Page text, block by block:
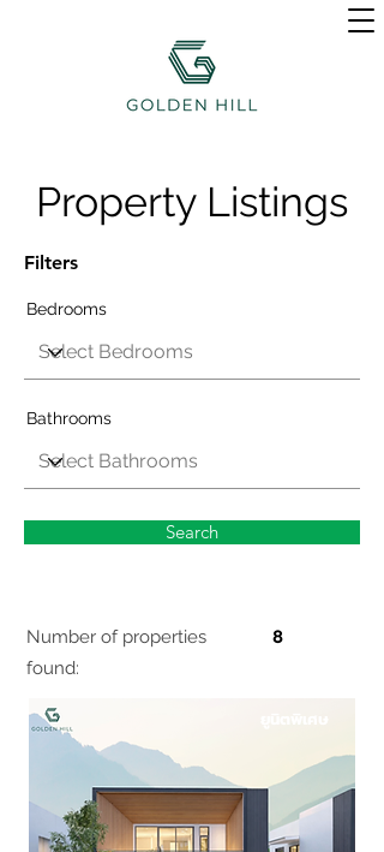
Property Listings
Filters
Bedrooms
Bathrooms
Search
Number of properties
found:
8